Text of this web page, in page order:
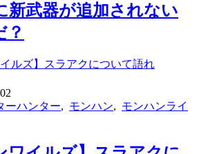
新武器が追加されない
？
ーハンター
モンハン
モンハンライ